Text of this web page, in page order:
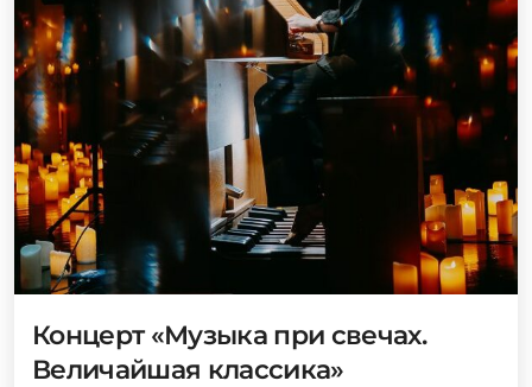
Концерт «Музыка при свечах.
Величайшая классика»